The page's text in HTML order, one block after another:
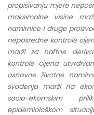
propisivanju mjere
maksimalne visine
namirnice i druge
neposredne kontrole
marži za naftne
kontrole cijena
osnovne životne
svođenja marži na
socio-ekomskim
epidemiološkom